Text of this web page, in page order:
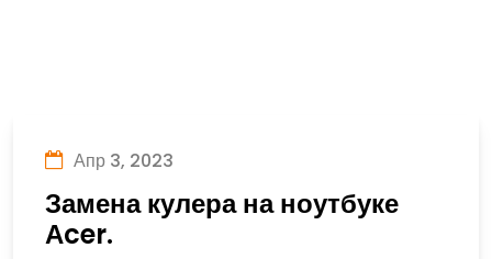
Апр 3, 2023
Замена кулера на ноутбуке
Аcer.